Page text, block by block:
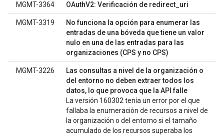
MGMT-3364 OAuthV2: Verificación de redirect_uri
MGMT-3319
No funciona la opción para enumerar las
entradas de una bóveda que tiene un valor
nulo en una de las entradas para las
organizaciones (CPS y no CPS)
MGMT-3226
Las consultas a nivel de la organización o
del entorno no deben extraer todos los
datos, lo que provoca que la API falle
La versión 160302 tenía un error por el que
fallaba la enumeración de recursos a nivel de
la organización o del entorno si el tamaño
acumulado de los recursos superaba los